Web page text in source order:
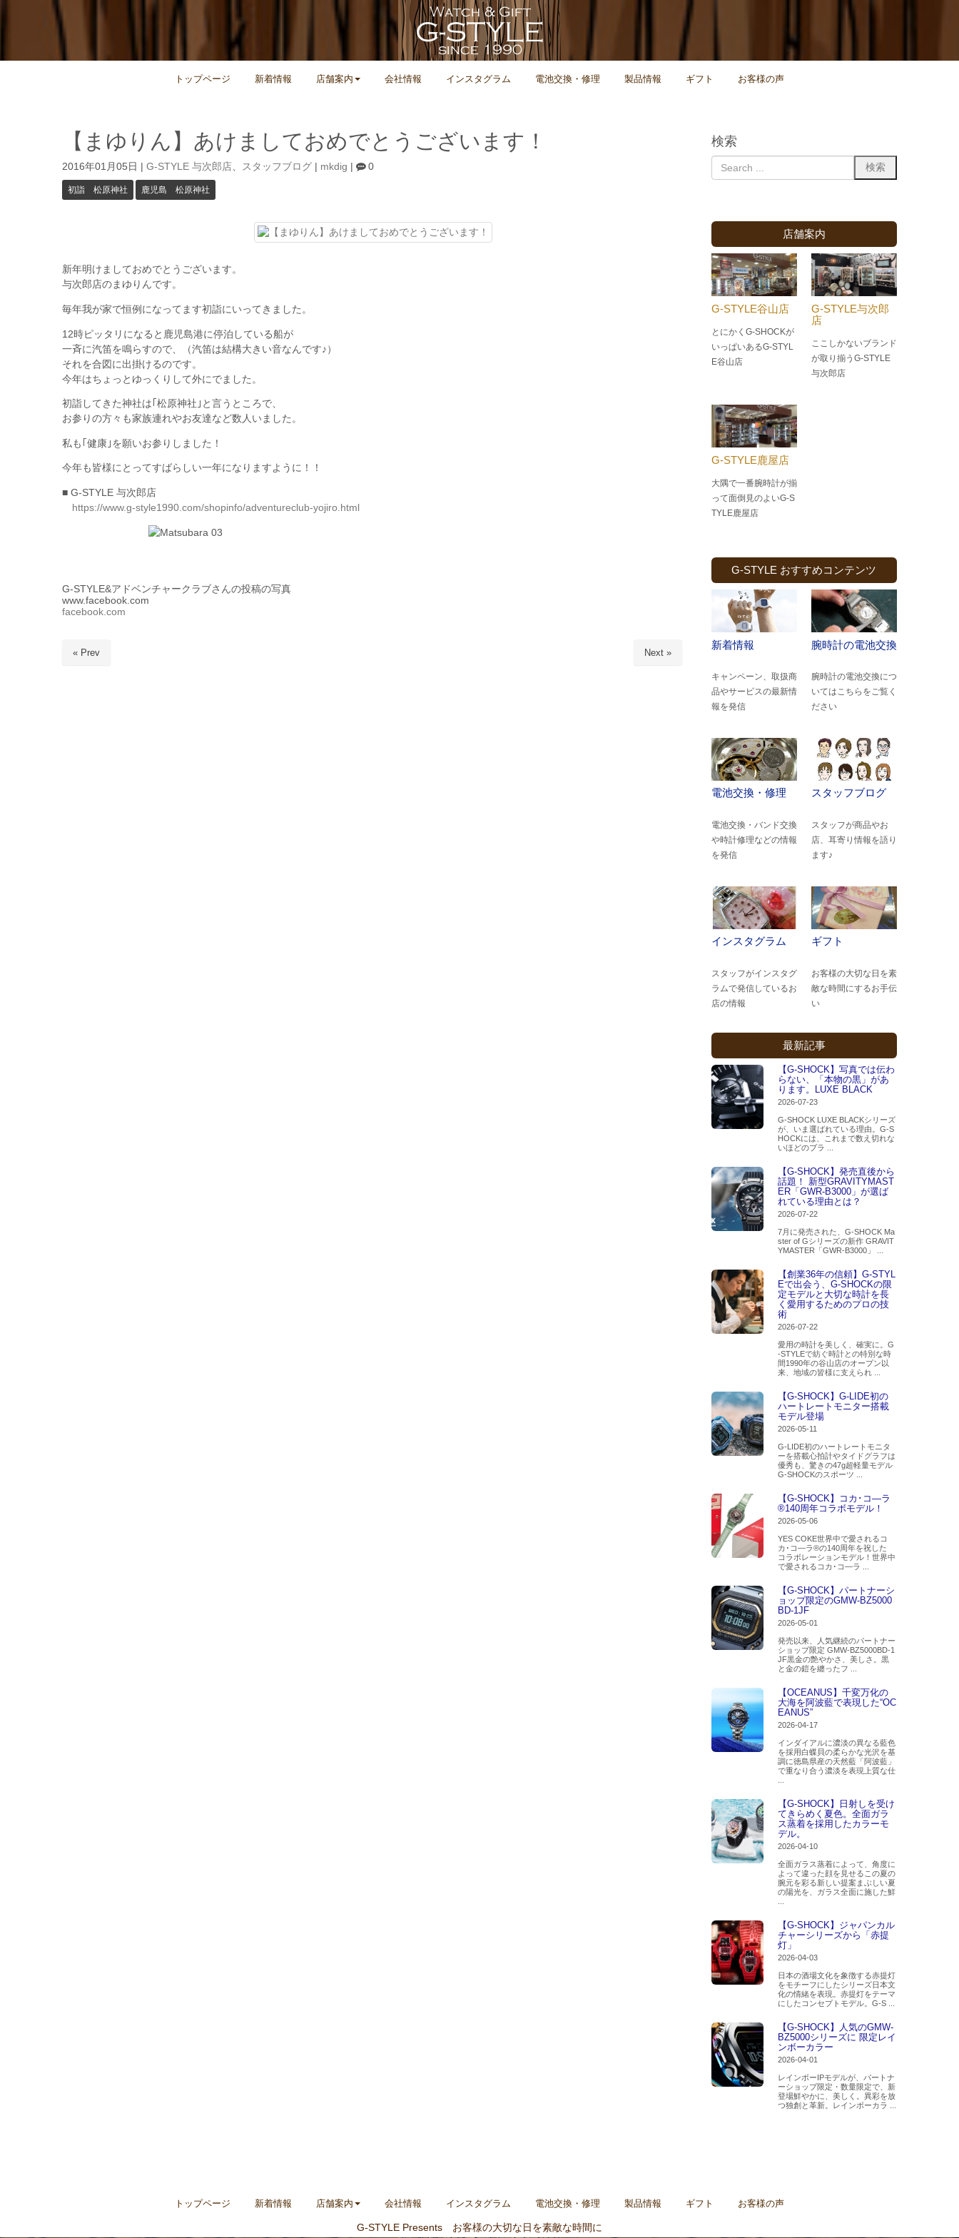
トップページ 新着情報 店舗案内 会社情報 インスタグラム 電池交換・修理 製品情報 ギフト お客様の声
【まゆりん】あけましておめでとうございます！
2016年01月05日 G-STYLE 与次郎店、 スタッフブログ mkdig 0
初詣 松原神社 鹿児島 松原神社
新年明けましておめでとうございます。
与次郎店のまゆりんです。
毎年我が家で恒例になってます初詣にいってきました。
12時ピッタリになると鹿児島港に停泊している船が
一斉に汽笛を鳴らすので、（汽笛は結構大きい音なんです♪）
それを合図に出掛けるのです。
今年はちょっとゆっくりして外にでました。
初詣してきた神社は｢松原神社｣と言うところで、
お参りの方々も家族連れやお友達など数人いました。
私も｢健康｣を願いお参りしました！
今年も皆様にとってすばらしい一年になりますように！！
■ G-STYLE 与次郎店
https://www.g-style1990.com/shopinfo/adventureclub-yojiro.html
G-STYLE&アドベンチャークラブさんの投稿の写真
www.facebook.com
facebook.com
« Prev Next »
検索
店舗案内
G-STYLE谷山店
とにかくG-SHOCKが
いっぱいあるG-STYL
E谷山店
G-STYLE与次郎
店
ここしかないブランド
が取り揃うG-STYLE
与次郎店
G-STYLE鹿屋店
大隅で一番腕時計が揃
って面倒見のよいG-S
TYLE鹿屋店
G-STYLE おすすめコンテンツ
新着情報
キャンペーン、取扱商
品やサービスの最新情
報を発信
腕時計の電池交換
腕時計の電池交換につ
いてはこちらをご覧く
ださい
電池交換・修理
電池交換・バンド交換
や時計修理などの情報
を発信
スタッフブログ
スタッフが商品やお
店、耳寄り情報を語り
ます♪
インスタグラム
スタッフがインスタグ
ラムで発信しているお
店の情報
ギフト
お客様の大切な日を素
敵な時間にするお手伝
い
最新記事
【G-SHOCK】写真では伝わ
らない、「本物の黒」があ
ります。LUXE BLACK
2026-07-23
G-SHOCK LUXE BLACKシリーズ
が、いま選ばれている理由。G-S
HOCKには、これまで数え切れな
いほどのブラ ...
【G-SHOCK】発売直後から
話題！ 新型GRAVITYMAST
ER「GWR-B3000」が選ば
れている理由とは？
2026-07-22
7月に発売された、G-SHOCK Ma
ster of Gシリーズの新作 GRAVIT
YMASTER「GWR-B3000」 ...
【創業36年の信頼】G-STYL
Eで出会う、G-SHOCKの限
定モデルと大切な時計を長
く愛用するためのプロの技
術
2026-07-22
愛用の時計を美しく、確実に。G
-STYLEで紡ぐ時計との特別な時
間1990年の谷山店のオープン以
来、地域の皆様に支えられ ...
【G-SHOCK】G-LIDE初の
ハートレートモニター搭載
モデル登場
2026-05-11
G-LIDE初のハートレートモニタ
ーを搭載心拍計やタイドグラフは
優秀も、驚きの47g超軽量モデル
G-SHOCKのスポーツ ...
【G-SHOCK】コカ･コ―ラ
®140周年コラボモデル！
2026-05-06
YES COKE世界中で愛されるコ
カ･コ―ラ®の140周年を祝した
コラボレーションモデル！世界中
で愛されるコカ･コ―ラ ...
【G-SHOCK】パートナーシ
ョップ限定のGMW-BZ5000
BD-1JF
2026-05-01
発売以来、人気継続のパートナー
ショップ限定 GMW-BZ5000BD-1
JF黒金の艶やかさ、美しさ。黒
と金の鎧を纏ったフ ...
【OCEANUS】千変万化の
大海を阿波藍で表現した“OC
EANUS”
2026-04-17
インダイアルに濃淡の異なる藍色
を採用白蝶貝の柔らかな光沢を基
調に徳島県産の天然藍「阿波藍」
で重なり合う濃淡を表現上質な仕
【G-SHOCK】日射しを受け
てきらめく夏色。全面ガラ
ス蒸着を採用したカラーモ
デル。
2026-04-10
全面ガラス蒸着によって、角度に
よって違った顔を見せるこの夏の
腕元を彩る新しい提案まぶしい夏
の陽光を、ガラス全面に施した鮮
【G-SHOCK】ジャパンカル
チャーシリーズから「赤提
灯」
2026-04-03
日本の酒場文化を象徴する赤提灯
をモチーフにしたシリーズ日本文
化の情緒を表現。赤提灯をテーマ
にしたコンセプトモデル。G-S ...
【G-SHOCK】人気のGMW-
BZ5000シリーズに 限定レイ
ンボーカラー
2026-04-01
レインボーIPモデルが、パートナ
ーショップ限定・数量限定で、新
登場鮮やかに、美しく。異彩を放
つ独創と革新。レインボーカラ ...
トップページ 新着情報 店舗案内 会社情報 インスタグラム 電池交換・修理 製品情報 ギフト お客様の声
G-STYLE Presents お客様の大切な日を素敵な時間に